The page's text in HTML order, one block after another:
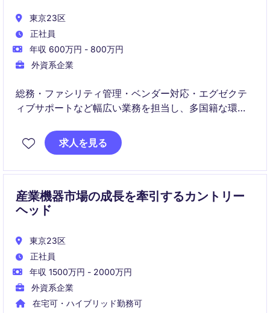
東京23区
正社員
年収 600万円 - 800万円
外資系企業
総務・ファシリティ管理・ベンダー対応・エグゼクテ
ィブサポートなど幅広い業務を担当し、多国籍な環境
求人を見る
産業機器市場の成長を牽引するカントリー
ヘッド
東京23区
正社員
年収 1500万円 - 2000万円
外資系企業
在宅可・ハイブリッド勤務可